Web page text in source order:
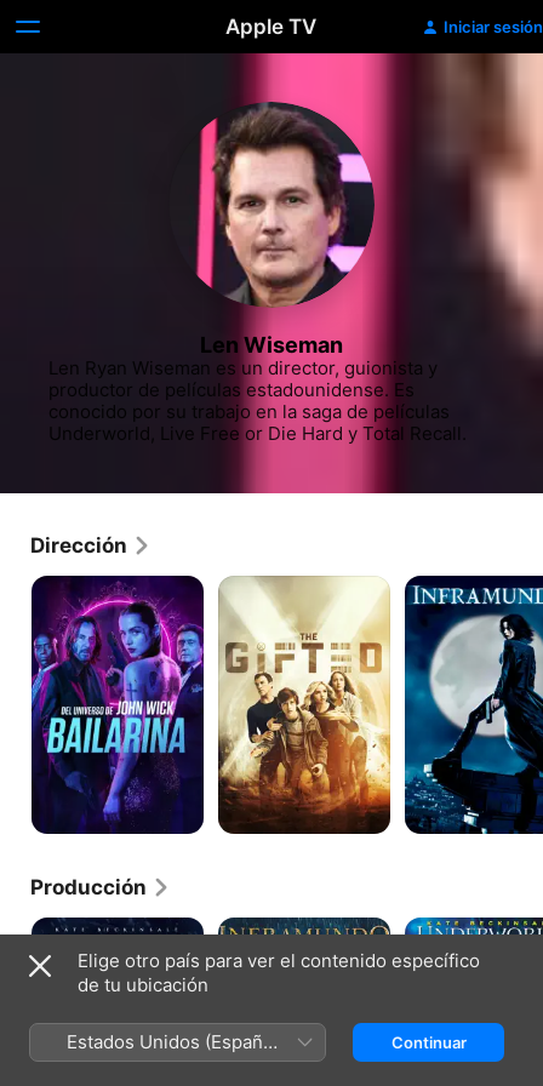
Apple TV Iniciar sesión
Len Wiseman
Len Ryan Wiseman es un director, guionista y
productor de películas estadounidense. Es
conocido por su trabajo en la saga de películas
Underworld, Live Free or Die Hard y Total Recall.
Dirección
Del
universo
de
John
Wick:
Bailarina
The
Gifted
Underworld
Producción
Inframundo:
De
Sangre
Inframundo:
Rebelión
Lycans
Inframundo
El
Elige otro país para ver el contenido específico
de tu ubicación
Estados Unidos (Español
México)
Continuar